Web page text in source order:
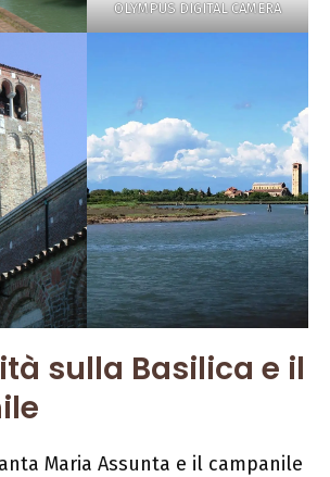
OLYMPUS DIGITAL CAMERA
sulla Basilica e il
Maria Assunta e il campanile